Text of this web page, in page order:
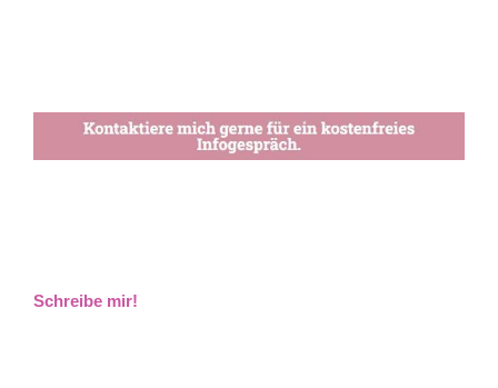
Schreibe mir!